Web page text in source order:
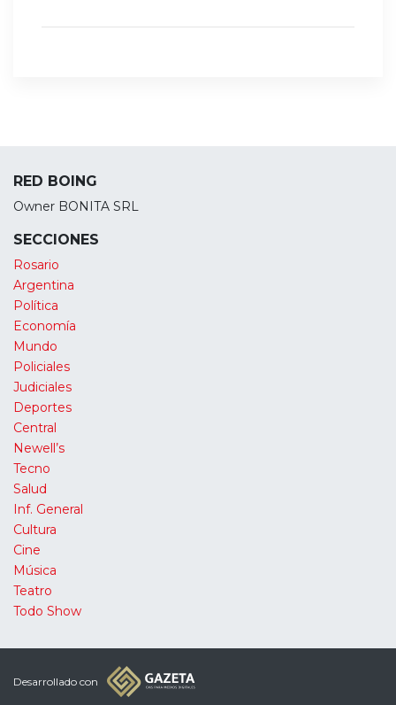
RED BOING
Owner BONITA SRL
SECCIONES
Rosario
Argentina
Política
Economía
Mundo
Policiales
Judiciales
Deportes
Central
Newell’s
Tecno
Salud
Inf. General
Cultura
Cine
Música
Teatro
Todo Show
Desarrollado con